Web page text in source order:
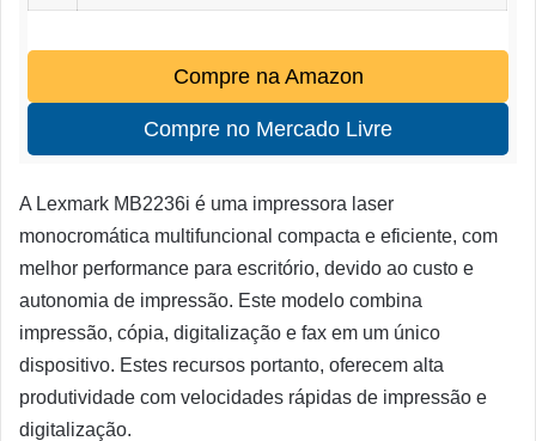
Compre na Amazon
Compre no Mercado Livre
A Lexmark MB2236i é uma impressora laser
monocromática multifuncional compacta e eficiente, com
melhor performance para escritório, devido ao custo e
autonomia de impressão. Este modelo combina
impressão, cópia, digitalização e fax em um único
dispositivo. Estes recursos portanto, oferecem alta
produtividade com velocidades rápidas de impressão e
digitalização.